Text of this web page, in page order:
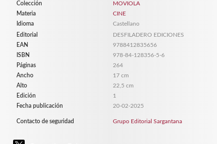
Colección
MOVIOLA
Materia
CINE
Idioma
Castellano
Editorial
DESFILADERO EDICIONES
EAN
9788412835656
ISBN
978-84-128356-5-6
Páginas
264
Ancho
17 cm
Alto
22,5 cm
Edición
1
Fecha publicación
20-02-2025
Contacto de seguridad Grupo Editorial Sargantana